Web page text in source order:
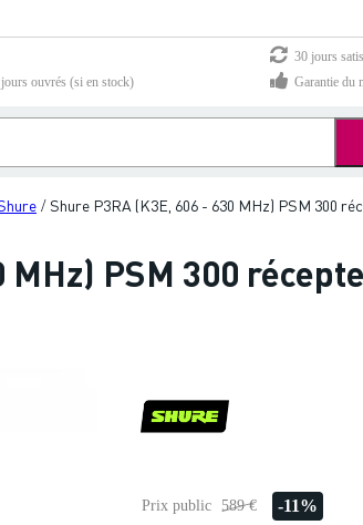
30 jours
ouvrés (si en stock)
Garantie du
/Shure P3RA (K3E, 606 - 630 MHz) PSM 300
PSM 300
Prix public 589 € -11%